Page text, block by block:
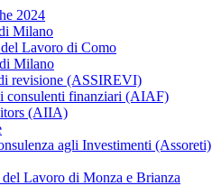
2024
Milano
Lavoro di Como
Milano
revisione (ASSIREVI)
consulenti finanziari (AIAF)
(AIIA)
agli Investimenti (Assoreti)
Lavoro di Monza e Brianza